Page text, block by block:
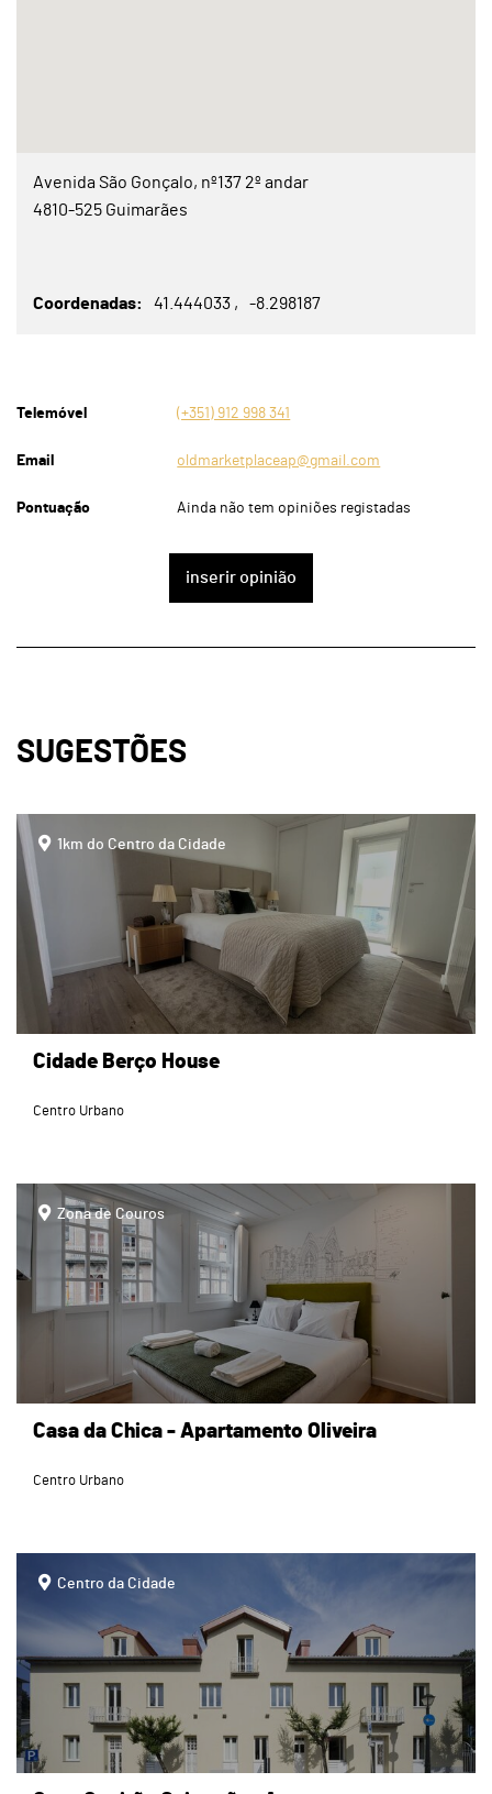
Avenida São Gonçalo, nº137 2º andar
4810-525 Guimarães
Coordenadas 41.444033 -8.298187
Telemóvel (+351) 912 998 341
Email oldmarketplaceap@gmail.com
Pontuação Ainda não tem opiniões registadas
inserir opinião
SUGESTÕES
page
1km do Centro da Cidade
Cidade Berço House
Centro Urbano
page
Zona de Couros
Casa da Chica - Apartamento Oliveira
Centro Urbano
Centro da Cidade